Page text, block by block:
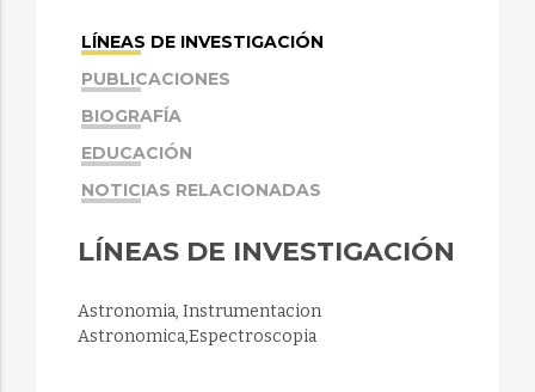
LÍNEAS DE INVESTIGACIÓN
PUBLICACIONES
BIOGRAFÍA
EDUCACIÓN
NOTICIAS RELACIONADAS
LÍNEAS DE INVESTIGACIÓN
Astronomia, Instrumentacion
Astronomica,Espectroscopia